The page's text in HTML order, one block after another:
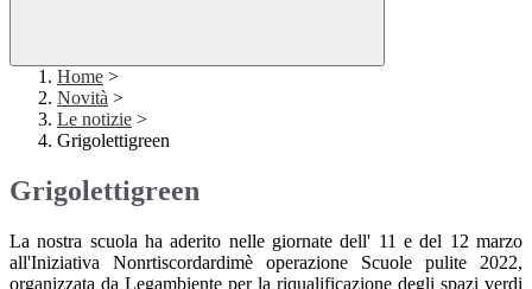
Home >
Novità >
Le notizie >
Grigolettigreen
Grigolettigreen
La nostra scuola ha aderito nelle giornate dell' 11 e del 12 marzo
all'Iniziativa Nonrtiscordardimè operazione Scuole pulite 2022,
organizzata da Legambiente per la riqualificazione degli spazi verdi